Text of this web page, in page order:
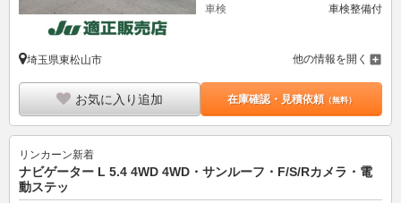
車検
車検整備付
埼玉県東松山市 他の情報を開く
お気に入り追加 在庫確認・見積依頼（無料）
リンカーン新着
ナビゲーター L 5.4 4WD 4WD・サンルーフ・F/S/Rカメラ・電
動ステッ